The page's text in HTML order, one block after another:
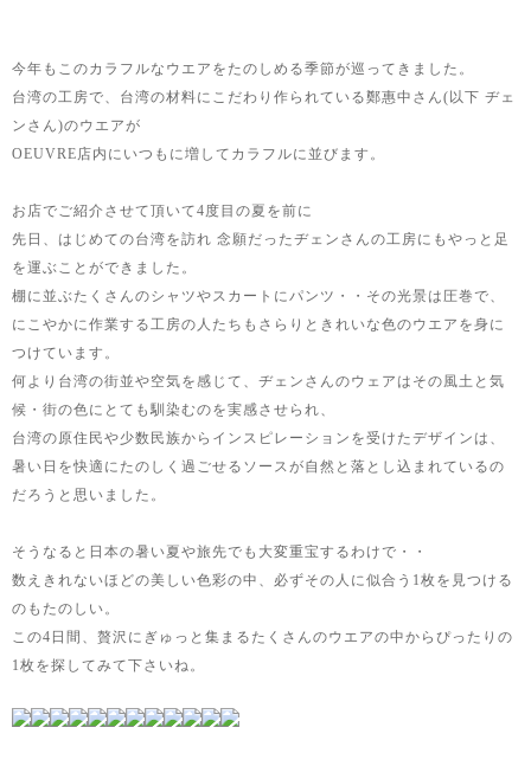
今年もこのカラフルなウエアをたのしめる季節が巡ってきました。
台湾の工房で、台湾の材料にこだわり作られている鄭惠中さん(以下 ヂェ
ンさん)のウエアが
OEUVRE店内にいつもに増してカラフルに並びます。
お店でご紹介させて頂いて4度目の夏を前に
先日、はじめての台湾を訪れ 念願だったヂェンさんの工房にもやっと足
を運ぶことができました。
棚に並ぶたくさんのシャツやスカートにパンツ・・その光景は圧巻で、
にこやかに作業する工房の人たちもさらりときれいな色のウエアを身に
つけています。
何より台湾の街並や空気を感じて、ヂェンさんのウェアはその風土と気
候・街の色にとても馴染むのを実感させられ、
台湾の原住民や少数民族からインスピレーションを受けたデザインは、
暑い日を快適にたのしく過ごせるソースが自然と落とし込まれているの
だろうと思いました。
そうなると日本の暑い夏や旅先でも大変重宝するわけで・・
数えきれないほどの美しい色彩の中、必ずその人に似合う1枚を見つける
のもたのしい。
この4日間、贅沢にぎゅっと集まるたくさんのウエアの中からぴったりの
1枚を探してみて下さいね。